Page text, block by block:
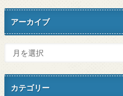
アーカイブ
カテゴリー